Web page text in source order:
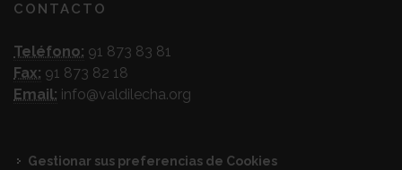
CONTACTO
Teléfono: 91 873 83 81
Fax: 91 873 82 18
Email: info@valdilecha.org
Gestionar sus preferencias de Cookies